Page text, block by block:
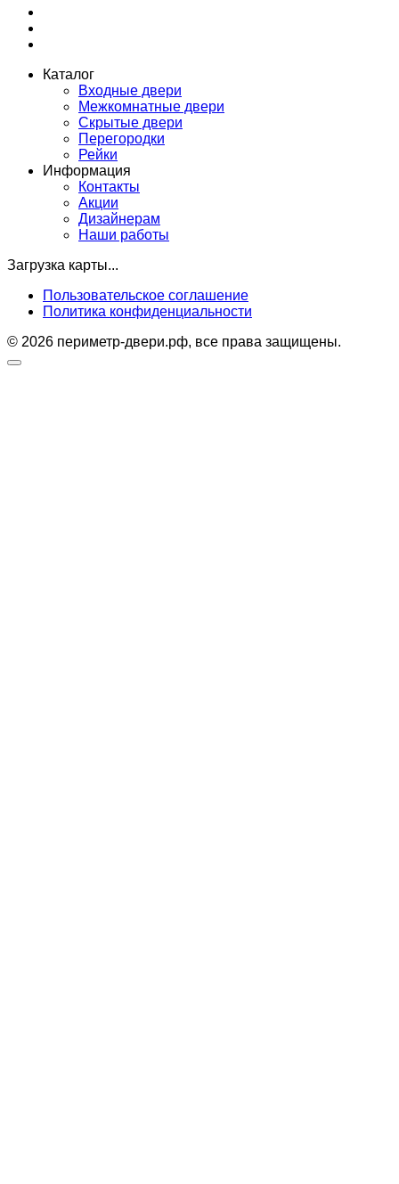
Каталог
Входные двери
Межкомнатные двери
Скрытые двери
Перегородки
Рейки
Информация
Контакты
Акции
Дизайнерам
Наши работы
Загрузка карты...
Пользовательское соглашение
Политика конфиденциальности
© 2026 периметр-двери.рф, все права защищены.